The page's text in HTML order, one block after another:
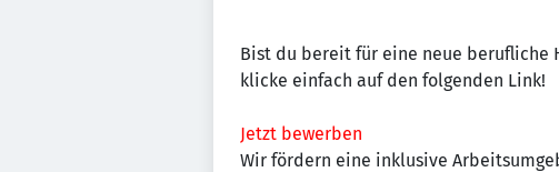
Bist du bereit für eine neue berufliche
klicke einfach auf den folgenden Link!
Jetzt bewerben
Wir fördern eine inklusive